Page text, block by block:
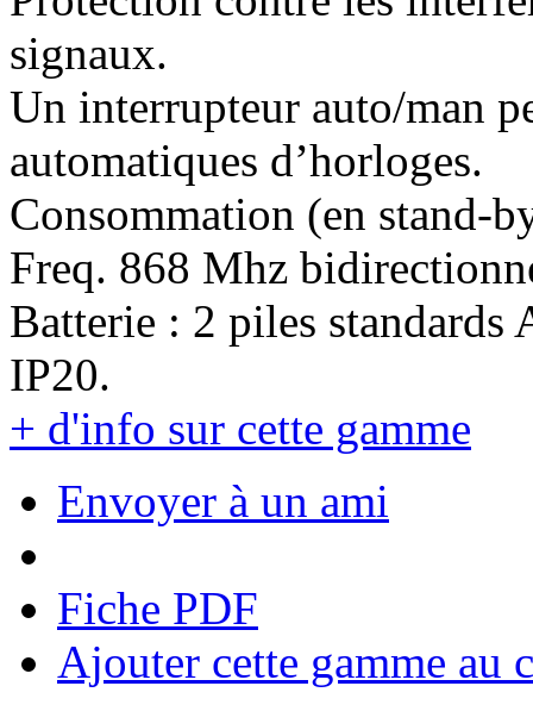
signaux.
Un interrupteur auto/man
automatiques d’horloges.
Consommation (en stand-
Freq. 868 Mhz
Batterie : 2 piles standards
IP20.
+ d'info sur cette gamme
Envoyer à un ami
Fiche PDF
Ajouter cette gamme au